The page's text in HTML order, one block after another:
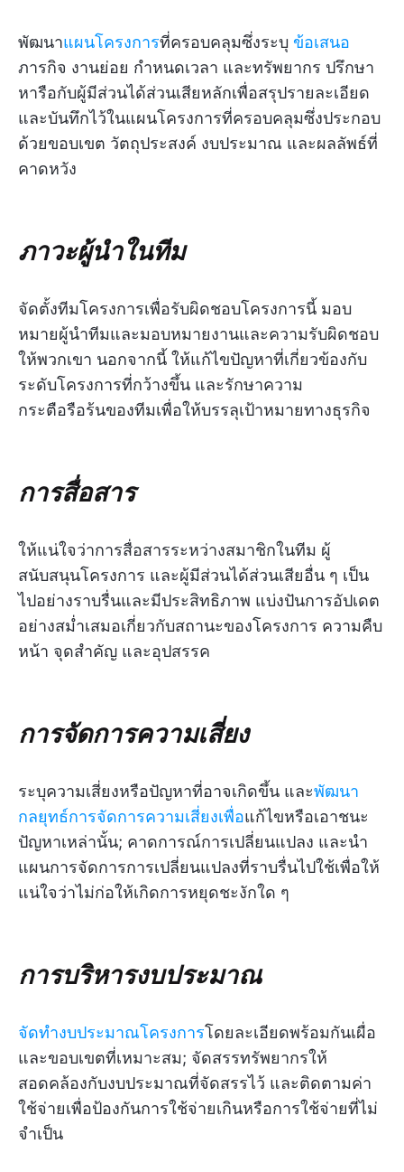
พัฒนาแผนโครงการที่ครอบคลุมซึ่งระบุ ข้อเสนอ
ภารกิจ งานย่อย กำหนดเวลา และทรัพยากร ปรึกษา
หารือกับผู้มีส่วนได้ส่วนเสียหลักเพื่อสรุปรายละเอียด
และบันทึกไว้ในแผนโครงการที่ครอบคลุมซึ่งประกอบ
ด้วยขอบเขต วัตถุประสงค์ งบประมาณ และผลลัพธ์ที่
คาดหวัง
ภาวะผู้นำในทีม
จัดตั้งทีมโครงการเพื่อรับผิดชอบโครงการนี้ มอบ
หมายผู้นำทีมและมอบหมายงานและความรับผิดชอบ
ให้พวกเขา นอกจากนี้ ให้แก้ไขปัญหาที่เกี่ยวข้องกับ
ระดับโครงการที่กว้างขึ้น และรักษาความ
กระตือรือร้นของทีมเพื่อให้บรรลุเป้าหมายทางธุรกิจ
การสื่อสาร
ให้แน่ใจว่าการสื่อสารระหว่างสมาชิกในทีม ผู้
สนับสนุนโครงการ และผู้มีส่วนได้ส่วนเสียอื่น ๆ เป็น
ไปอย่างราบรื่นและมีประสิทธิภาพ แบ่งปันการอัปเดต
อย่างสม่ำเสมอเกี่ยวกับสถานะของโครงการ ความคืบ
หน้า จุดสำคัญ และอุปสรรค
การจัดการความเสี่ยง
ระบุความเสี่ยงหรือปัญหาที่อาจเกิดขึ้น และพัฒนา
กลยุทธ์การจัดการความเสี่ยงเพื่อแก้ไขหรือเอาชนะ
ปัญหาเหล่านั้น; คาดการณ์การเปลี่ยนแปลง และนำ
แผนการจัดการการเปลี่ยนแปลงที่ราบรื่นไปใช้เพื่อให้
แน่ใจว่าไม่ก่อให้เกิดการหยุดชะงักใด ๆ
การบริหารงบประมาณ
จัดทำงบประมาณโครงการโดยละเอียดพร้อมกันเผื่อ
และขอบเขตที่เหมาะสม; จัดสรรทรัพยากรให้
สอดคล้องกับงบประมาณที่จัดสรรไว้ และติดตามค่า
ใช้จ่ายเพื่อป้องกันการใช้จ่ายเกินหรือการใช้จ่ายที่ไม่
จำเป็น